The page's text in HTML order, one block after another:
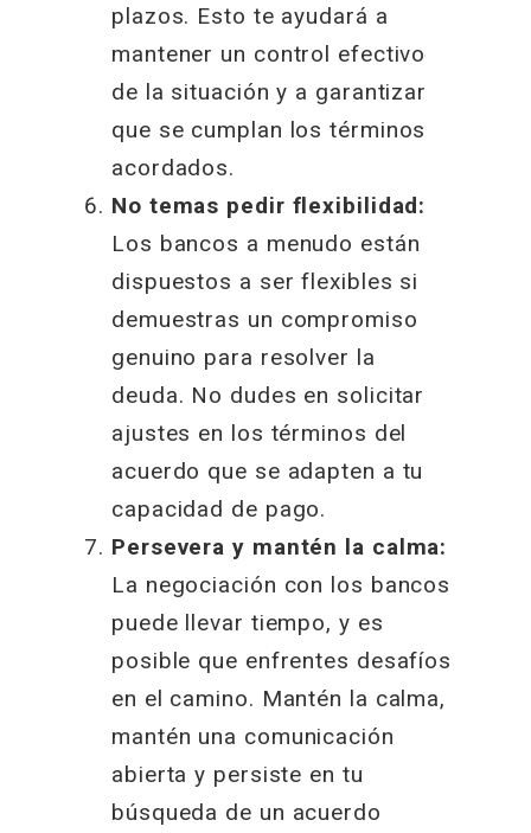
plazos. Esto te ayudará a
mantener un control efectivo
de la situación y a garantizar
que se cumplan los términos
acordados.
No temas pedir flexibilidad:
Los bancos a menudo están
dispuestos a ser flexibles si
demuestras un compromiso
genuino para resolver la
deuda. No dudes en solicitar
ajustes en los términos del
acuerdo que se adapten a tu
capacidad de pago.
Persevera y mantén la calma:
La negociación con los bancos
puede llevar tiempo, y es
posible que enfrentes desafíos
en el camino. Mantén la calma,
mantén una comunicación
abierta y persiste en tu
búsqueda de un acuerdo